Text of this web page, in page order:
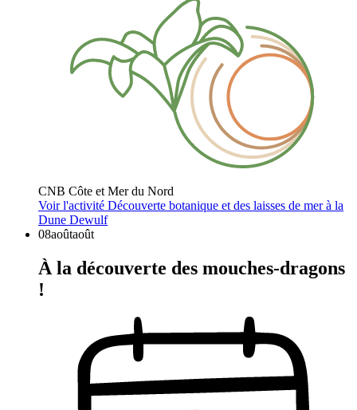
CNB Côte et Mer du Nord
Voir l'activité Découverte botanique et des laisses de mer à la
Dune Dewulf
08aoûtaoût
À la découverte des mouches-dragons
!